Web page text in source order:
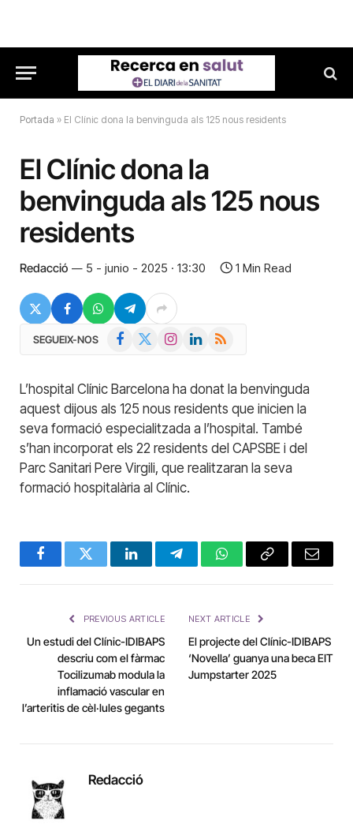
Portada » El Clínic dona la benvinguda als 125 nous residents
El Clínic dona la
benvinguda als 125 nous
residents
Redacció 5 - junio - 2025 · 13:30 1 Min Read
SEGUEIX-NOS Facebook InstagramLinkedIn
RSS
L’hospital Clínic Barcelona ha donat la benvinguda
aquest dijous als 125 nous residents que inicien la
seva formació especialitzada a l’hospital. També
s’han incorporat els 22 residents del CAPSBE i del
Parc Sanitari Pere Virgili, que realitzaran la seva
formació hospitalària al Clínic.
FacebookTwitter LinkedInTelegramWhatsAppCopy
Email
PREVIOUS ARTICLE
Un estudi del Clínic-IDIBAPS
descriu com el fàrmac
Tocilizumab modula la
inflamació vascular en
l’arteritis de cèl·lules gegants
NEXT ARTICLE
El projecte del Clínic-IDIBAPS
‘Novella’ guanya una beca EIT
Jumpstarter 2025
Redacció